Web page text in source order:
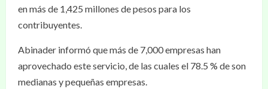
en más de 1,425 millones de pesos para los
contribuyentes.
Abinader informó que más de 7,000 empresas han
aprovechado este servicio, de las cuales el 78.5 % de son
medianas y pequeñas empresas.